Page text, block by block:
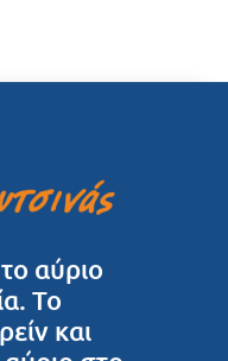
αύριο
Το
και